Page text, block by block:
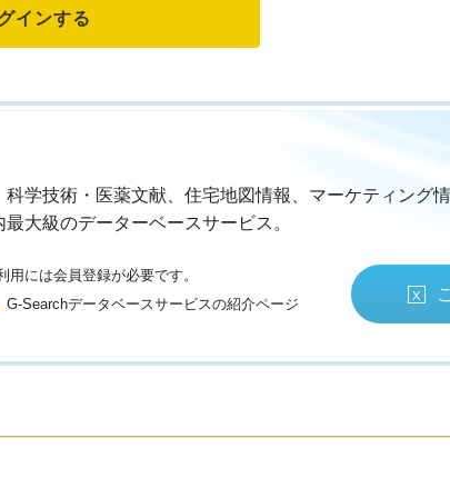
学技術・医薬文献、住宅地図情報、マーケティング
大級のデーターベースサービス。
には会員登録が必要です。
G-Searchデータベースサービスの紹介ページ